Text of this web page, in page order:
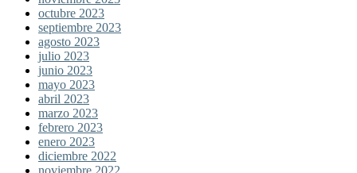
octubre 2023
septiembre 2023
agosto 2023
julio 2023
junio 2023
mayo 2023
abril 2023
marzo 2023
febrero 2023
enero 2023
diciembre 2022
noviembre 2022